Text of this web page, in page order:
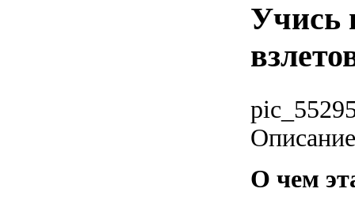
Учись
Описание
О чем